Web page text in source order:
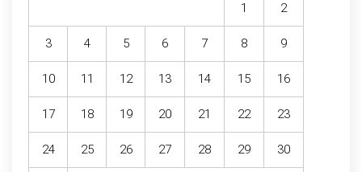
1 2
3 4 5 6 7 8 9
10 11 12 13 14 15 16
17 18 19 20 21 22 23
24 25 26 27 28 29 30